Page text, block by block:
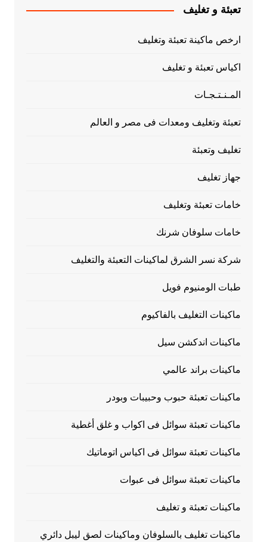
تعبئة و تغليف
ارخص ماكينة تعبئة وتغليف
اكياس تعبئة و تغليف
المـنـتـجـات
تعبئة وتغليف ومعدات فى مصر و العالم
تغليف وتعبئة
جهاز تغليف
خامات تعبئة وتغليف
خامات سلوفان شرنك
شركة نسر الشرق لماكينات التعبئة والتغليف
طبات الومنيوم فويل
ماكينات التغليف بالفاكيوم
ماكينات اندكشن سيل
ماكينات براند عالمي
ماكينات تعبئة حبوب وحبيبات وبودر
ماكينات تعبئة سوائل فى اكواب و غلق أغطية
ماكينات تعبئة سوائل فى اكياس اتوماتيك
ماكينات تعبئة سوائل فى عبوات
ماكينات تعبئة و تغليف
ماكينات تغليف بالسلوفان وماكينات لصق ليبل دائري